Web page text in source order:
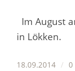
Im August
in Lökken.
18.09.2014 / 0